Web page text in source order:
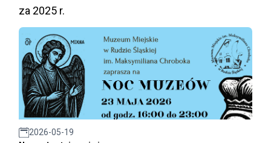
za 2025 r.
2026-05-19